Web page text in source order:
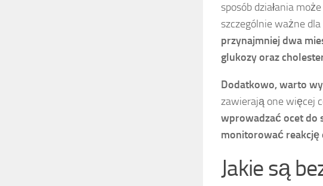
sposób działania
szczególnie ważne
przynajmniej dwa
glukozy oraz
Dodatkowo, warto
zawierają one więcej
wprowadzać ocet do
monitorować reakcję
Jakie są